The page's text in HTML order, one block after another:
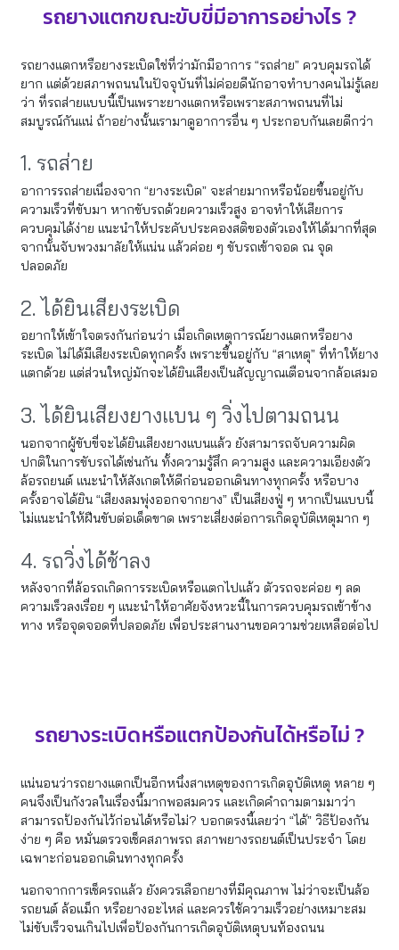
รถยางแตกขณะขับขี่มีอาการอย่างไร ?
รถยางแตกหรือยางระเบิดใช่ที่ว่ามักมีอาการ “รถส่าย” ควบคุมรถได้
ยาก แต่ด้วยสภาพถนนในปัจจุบันที่ไม่ค่อยดีนักอาจทำบางคนไม่รู้เลย
ว่า ที่รถส่ายแบบนี้เป็นเพราะยางแตกหรือเพราะสภาพถนนที่ไม่
สมบูรณ์กันแน่ ถ้าอย่างนั้นเรามาดูอาการอื่น ๆ ประกอบกันเลยดีกว่า
1. รถส่าย
อาการรถส่ายเนื่องจาก “ยางระเบิด” จะส่ายมากหรือน้อยขึ้นอยู่กับ
ความเร็วที่ขับมา หากขับรถด้วยความเร็วสูง อาจทำให้เสียการ
ควบคุมได้ง่าย แนะนำให้ประคับประคองสติของตัวเองให้ได้มากที่สุด
จากนั้นจับพวงมาลัยให้แน่น แล้วค่อย ๆ ขับรถเข้าจอด ณ จุด
ปลอดภัย
2. ได้ยินเสียงระเบิด
อยากให้เข้าใจตรงกันก่อนว่า เมื่อเกิดเหตุการณ์ยางแตกหรือยาง
ระเบิด ไม่ได้มีเสียงระเบิดทุกครั้ง เพราะขึ้นอยู่กับ “สาเหตุ” ที่ทำให้ยาง
แตกด้วย แต่ส่วนใหญ่มักจะได้ยินเสียงเป็นสัญญาณเตือนจากล้อเสมอ
3. ได้ยินเสียงยางแบน ๆ วิ่งไปตามถนน
นอกจากผู้ขับขี่จะได้ยินเสียงยางแบนแล้ว ยังสามารถจับความผิด
ปกติในการขับรถได้เช่นกัน ทั้งความรู้สึก ความสูง และความเอียงตัว
ล้อรถยนต์ แนะนำให้สังเกตให้ดีก่อนออกเดินทางทุกครั้ง หรือบาง
ครั้งอาจได้ยิน “เสียงลมพุ่งออกจากยาง” เป็นเสียงฟู่ ๆ หากเป็นแบบนี้
ไม่แนะนำให้ฝืนขับต่อเด็ดขาด เพราะเสี่ยงต่อการเกิดอุบัติเหตุมาก ๆ
4. รถวิ่งได้ช้าลง
หลังจากที่ล้อรถเกิดการระเบิดหรือแตกไปแล้ว ตัวรถจะค่อย ๆ ลด
ความเร็วลงเรื่อย ๆ แนะนำให้อาศัยจังหวะนี้ในการควบคุมรถเข้าข้าง
ทาง หรือจุดจอดที่ปลอดภัย เพื่อประสานงานขอความช่วยเหลือต่อไป
รถยางระเบิดหรือแตกป้องกันได้หรือไม่ ?
แน่นอนว่ารถยางแตกเป็นอีกหนึ่งสาเหตุของการเกิดอุบัติเหตุ หลาย ๆ
คนจึงเป็นกังวลในเรื่องนี้มากพอสมควร และเกิดคำถามตามมาว่า
สามารถป้องกันไว้ก่อนได้หรือไม่? บอกตรงนี้เลยว่า “ได้” วิธีป้องกัน
ง่าย ๆ คือ หมั่นตรวจเช็คสภาพรถ สภาพยางรถยนต์เป็นประจำ โดย
เฉพาะก่อนออกเดินทางทุกครั้ง
นอกจากการเช็ครถแล้ว ยังควรเลือกยางที่มีคุณภาพ ไม่ว่าจะเป็นล้อ
รถยนต์ ล้อแม็ก หรือยางอะไหล่ และควรใช้ความเร็วอย่างเหมาะสม
ไม่ขับเร็วจนเกินไปเพื่อป้องกันการเกิดอุบัติเหตุบนท้องถนน